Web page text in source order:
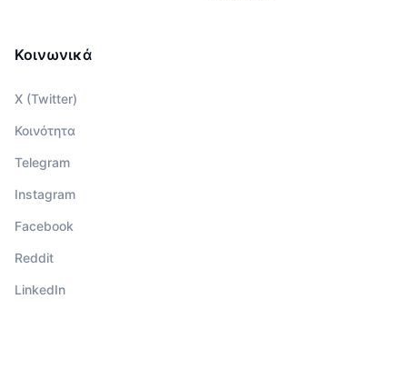
Κοινωνικά
X (Twitter)
Κοινότητα
Telegram
Instagram
Facebook
Reddit
LinkedIn